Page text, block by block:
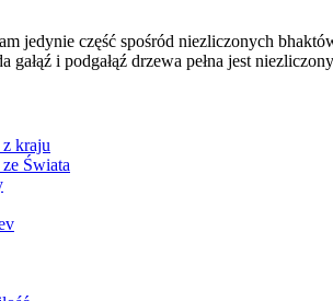
jedynie część spośród niezliczonych
gałąź i podgałąź drzewa pełna jest
kraju
Świata